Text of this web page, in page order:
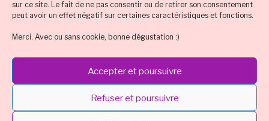
sur ce site. Le fait de ne pas consentir ou de retirer son consentement
peut avoir un effet négatif sur certaines caractéristiques et fonctions.
Merci. Avec ou sans cookie, bonne dégustation :)
Accepter et poursuivre
Refuser et poursuivre
Proposer une recette cocktail
Recette cocktail à thème
Recette cocktail inédit
Recette cocktail international